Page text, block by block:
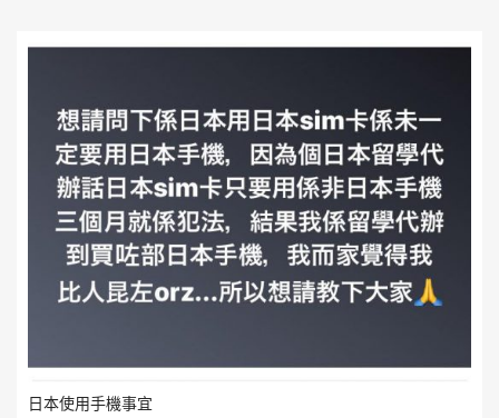
日本使用手機事宜